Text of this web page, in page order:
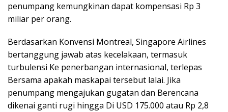
penumpang kemungkinan dapat kompensasi Rp 3
miliar per orang.
Berdasarkan Konvensi Montreal, Singapore Airlines
bertanggung jawab atas kecelakaan, termasuk
turbulensi Ke penerbangan internasional, terlepas
Bersama apakah maskapai tersebut lalai. Jika
penumpang mengajukan gugatan dan Berencana
dikenai ganti rugi hingga Di USD 175.000 atau Rp 2,8